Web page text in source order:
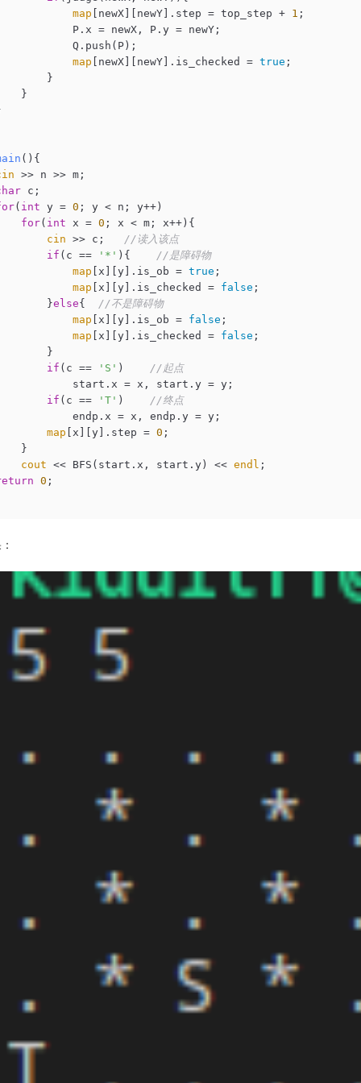
map [newX][newY].step = top_step + 1 ;
= newX, P.y = newY;
map [newX][newY].is_checked = true ;
() {
>> n >> m;
c;
( int y = 0 ; y < n; y++)
for( int x = 0 ; x < m; x++){
cin >> c;
//读入该点
if (c == '*' ){
//是障碍物
map [x][y].is_ob = true ;
map [x][y].is_checked = false ;
else{
//不是障碍物
map [x][y].is_ob = false ;
map [x][y].is_checked = false ;
if (c == 'S' )
//起点
= x, start.y = y;
if (c == 'T' )
//终点
= x, endp.y = y;
map [x][y].step = 0 ;
cout << BFS(start.x, start.y) << endl ;
0 ;